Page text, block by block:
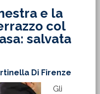
e la
col
salvata
Di Firenze
Gli